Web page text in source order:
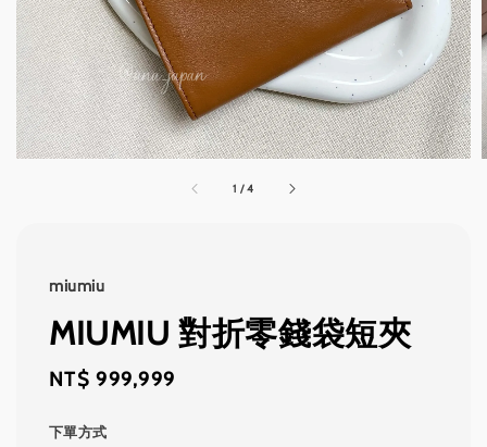
1 /4
miumiu
MIUMIU 對折零錢袋短夾
Regular
NT$ 999,999
下單方式